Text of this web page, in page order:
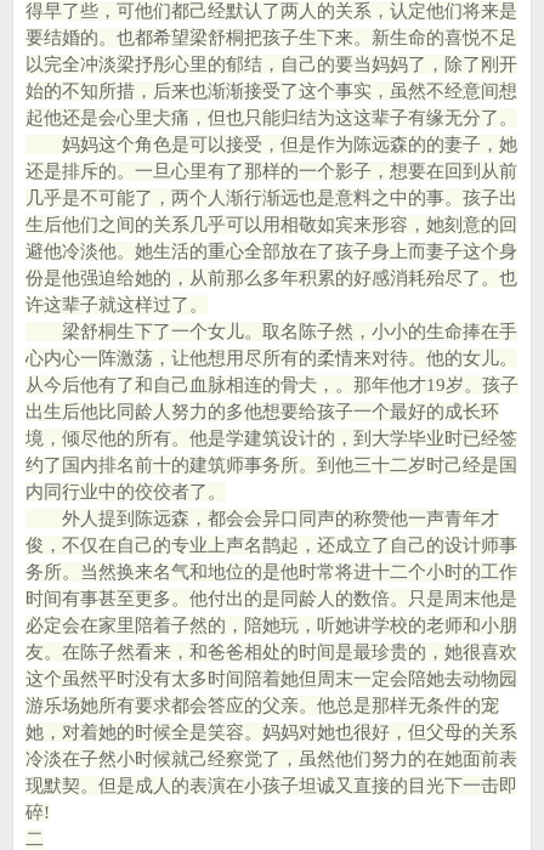
得早了些，可他们都己经默认了两人的关系，认定他们将来是
要结婚的。也都希望梁舒桐把孩子生下来。新生命的喜悦不足
以完全冲淡梁抒彤心里的郁结，自己的要当妈妈了，除了刚开
始的不知所措，后来也渐渐接受了这个事实，虽然不经意间想
起他还是会心里仧痛，但也只能归结为这这辈子有缘无分了。
妈妈这个角色是可以接受，但是作为陈远森的的妻子，她
还是排斥的。一旦心里有了那样的一个影子，想要在回到从前
几乎是不可能了，两个人渐行渐远也是意料之中的事。孩子出
生后他们之间的关系几乎可以用相敬如宾来形容，她刻意的回
避他冷淡他。她生活的重心全部放在了孩子身上而妻子这个身
份是他强迫给她的，从前那么多年积累的好感消耗殆尽了。也
许这辈子就这样过了。
梁舒桐生下了一个女儿。取名陈子然，小小的生命捧在手
心内心一阵激荡，让他想用尽所有的柔情来对待。他的女儿。
从今后他有了和自己血脉相连的骨仧，。那年他才19岁。孩子
出生后他比同龄人努力的多他想要给孩子一个最好的成长环
境，倾尽他的所有。他是学建筑设计的，到大学毕业时已经签
约了国内排名前十的建筑师事务所。到他三十二岁时己经是国
内同行业中的佼佼者了。
外人提到陈远森，都会会异口同声的称赞他一声青年才
俊，不仅在自己的专业上声名鹊起，还成立了自己的设计师事
务所。当然换来名气和地位的是他时常将进十二个小时的工作
时间有事甚至更多。他付出的是同龄人的数倍。只是周末他是
必定会在家里陪着子然的，陪她玩，听她讲学校的老师和小朋
友。在陈子然看来，和爸爸相处的时间是最珍贵的，她很喜欢
这个虽然平时没有太多时间陪着她但周末一定会陪她去动物园
游乐场她所有要求都会答应的父亲。他总是那样无条件的宠
她，对着她的时候全是笑容。妈妈对她也很好，但父母的关系
冷淡在子然小时候就己经察觉了，虽然他们努力的在她面前表
现默契。但是成人的表演在小孩子坦诚又直接的目光下一击即
碎!
二